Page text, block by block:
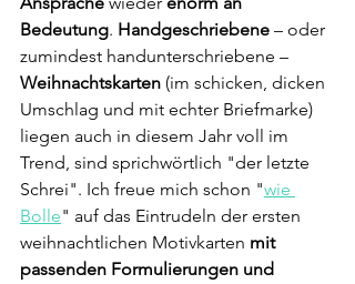
Bedeutung. Handgeschriebene – oder
zumindest handunterschriebene –
Weihnachtskarten (im schicken, dicken
Umschlag und mit echter Briefmarke)
liegen auch in diesem Jahr voll im
Trend, sind sprichwörtlich "der letzte
Schrei". Ich freue mich schon "wie
Bolle" auf das Eintrudeln der ersten
weihnachtlichen Motivkarten mit
passenden Formulierungen und